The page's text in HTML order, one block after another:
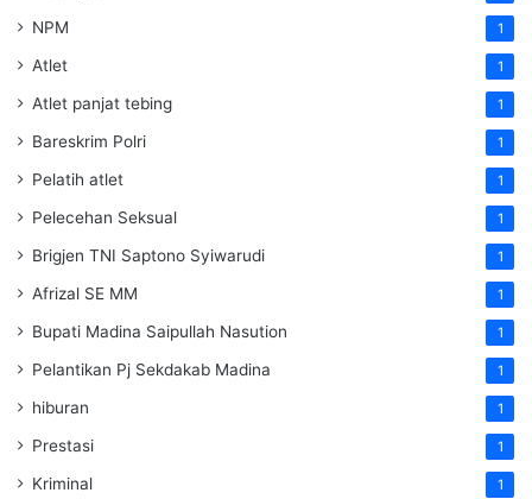
NPM 1
Atlet 1
Atlet panjat tebing 1
Bareskrim Polri 1
Pelatih atlet 1
Pelecehan Seksual 1
Brigjen TNI Saptono Syiwarudi 1
Afrizal SE MM 1
Bupati Madina Saipullah Nasution 1
Pelantikan Pj Sekdakab Madina 1
hiburan 1
Prestasi 1
Kriminal 1